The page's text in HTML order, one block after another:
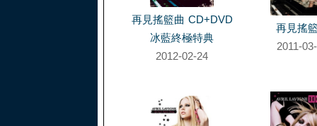
再見搖籃曲 CD+DVD
冰藍終極特典
2012-02-24
再見搖
2011-